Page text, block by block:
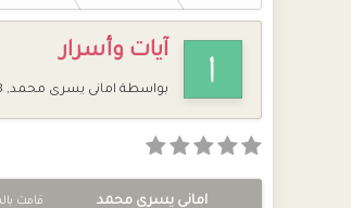
آيات وأسرار
بواسطة امانى يسرى محمد,
8
امانى يسرى محمد قامت